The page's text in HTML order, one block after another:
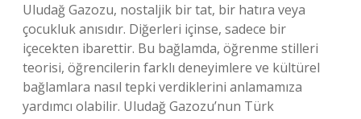
Uludağ Gazozu, nostaljik bir tat, bir hatıra veya
çocukluk anısıdır. Diğerleri içinse, sadece bir
içecekten ibarettir. Bu bağlamda, öğrenme stilleri
teorisi, öğrencilerin farklı deneyimlere ve kültürel
bağlamlara nasıl tepki verdiklerini anlamamıza
yardımcı olabilir. Uludağ Gazozu’nun Türk